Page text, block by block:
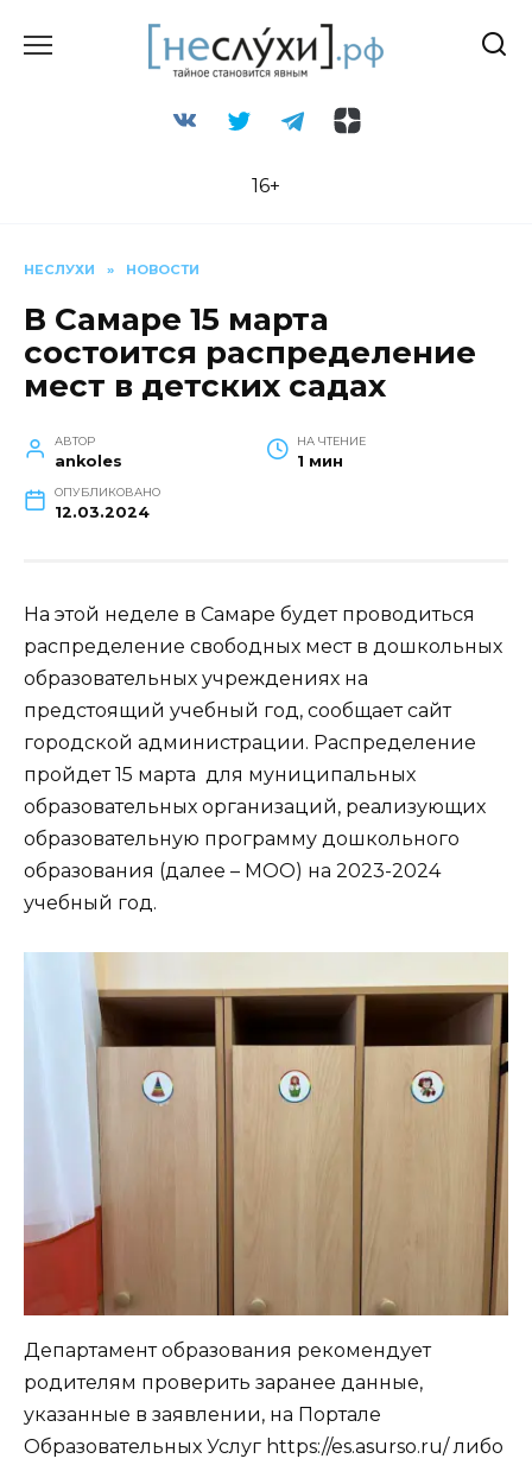
16+
НЕСЛУХИ » НОВОСТИ
В Самаре 15 марта
состоится распределение
мест в детских садах
АВТОР
ankoles
НА ЧТЕНИЕ
1 мин
ОПУБЛИКОВАНО
12.03.2024
На этой неделе в Самаре будет проводиться
распределение свободных мест в дошкольных
образовательных учреждениях на
предстоящий учебный год, сообщает сайт
городской администрации. Распределение
пройдет 15 марта для муниципальных
образовательных организаций, реализующих
образовательную программу дошкольного
образования (далее – МОО) на 2023-2024
учебный год.
Департамент образования рекомендует
родителям проверить заранее данные,
указанные в заявлении, на Портале
Образовательных Услуг https://es.asurso.ru/ либо